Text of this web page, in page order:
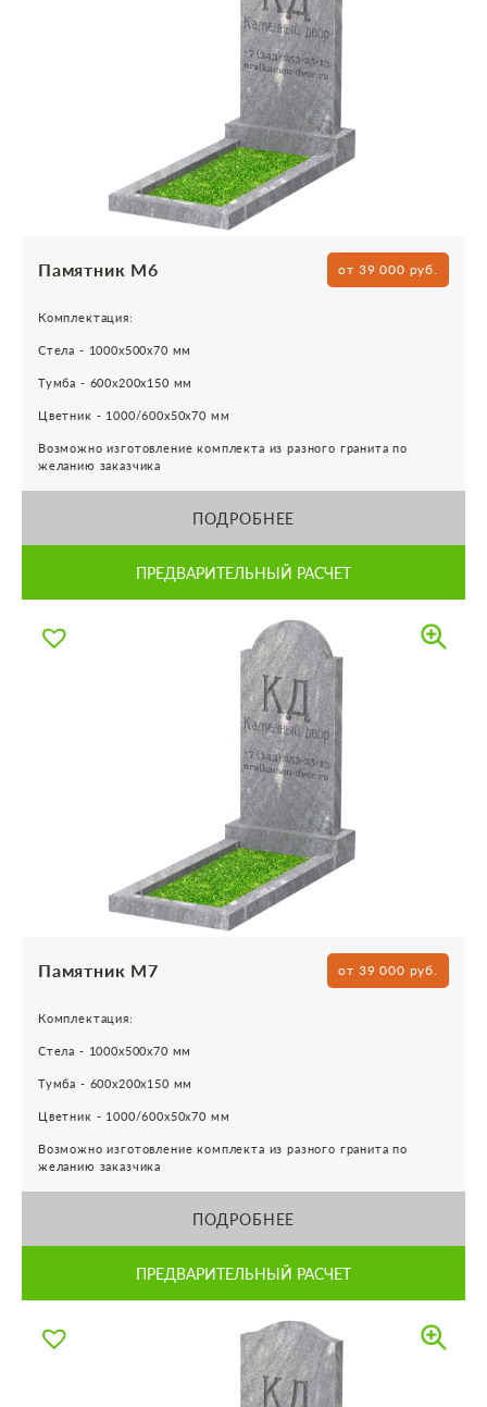
Памятник М6 от 39 000 руб.
Комплектация:
Стела - 1000х500х70 мм
Тумба - 600х200х150 мм
Цветник - 1000/600х50х70 мм
Возможно изготовление комплекта из разного гранита по
желанию заказчика
ПОДРОБНЕЕ
ПРЕДВАРИТЕЛЬНЫЙ РАСЧЕТ
Памятник М7 от 39 000 руб.
Комплектация:
Стела - 1000х500х70 мм
Тумба - 600х200х150 мм
Цветник - 1000/600х50х70 мм
Возможно изготовление комплекта из разного гранита по
желанию заказчика
ПОДРОБНЕЕ
ПРЕДВАРИТЕЛЬНЫЙ РАСЧЕТ